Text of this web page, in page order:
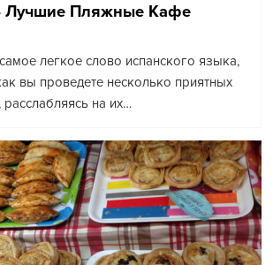
Лучшие Пляжные Кафе
легкое слово испанского языка,
вы проведете несколько приятных
расслабляясь на их…